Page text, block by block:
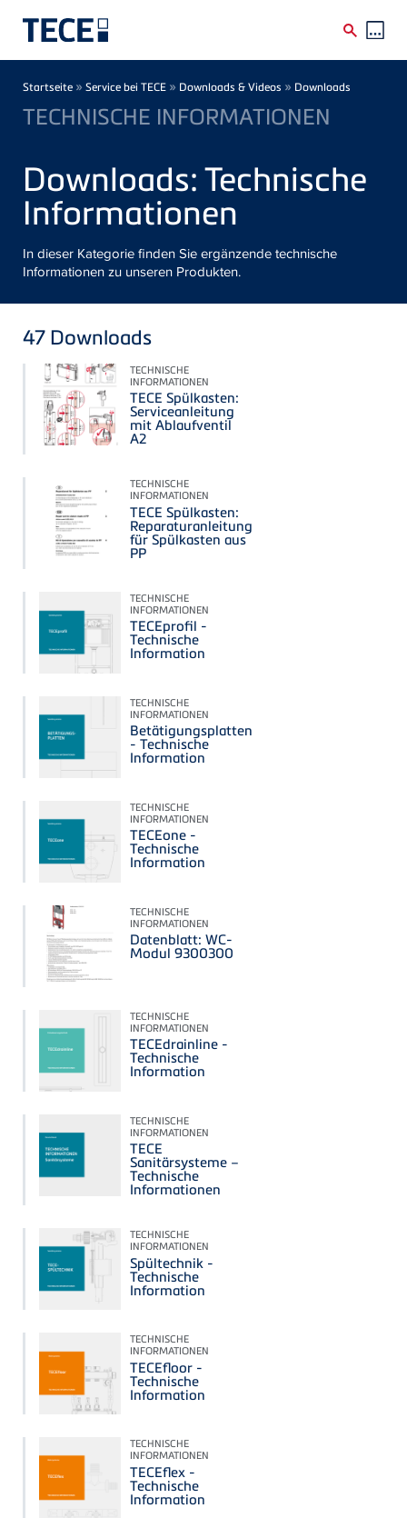
Breadcrumb
Startseite » Service bei TECE » Downloads & Videos » Downloads
TECHNISCHE INFORMATIONEN
Downloads: Technische
Informationen
In dieser Kategorie finden Sie ergänzende technische
Informationen zu unseren Produkten.
47 Downloads
TECHNISCHE
INFORMATIONEN
TECE Spülkasten:
Serviceanleitung
mit Ablaufventil
A2
TECHNISCHE
INFORMATIONEN
TECE Spülkasten:
Reparaturanleitung
für Spülkasten aus
PP
TECHNISCHE
INFORMATIONEN
TECEprofil -
Technische
Information
TECHNISCHE
INFORMATIONEN
Betätigungsplatten
- Technische
Information
TECHNISCHE
INFORMATIONEN
TECEone -
Technische
Information
TECHNISCHE
INFORMATIONEN
Datenblatt: WC-
Modul 9300300
TECHNISCHE
INFORMATIONEN
TECEdrainline -
Technische
Information
TECHNISCHE
INFORMATIONEN
TECE
Sanitärsysteme –
Technische
Informationen
TECHNISCHE
INFORMATIONEN
Spültechnik -
Technische
Information
TECHNISCHE
INFORMATIONEN
TECEfloor -
Technische
Information
TECHNISCHE
INFORMATIONEN
TECEflex -
Technische
Information